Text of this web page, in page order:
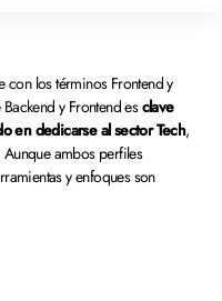
con los términos Frontend y
y Frontend esclave
en dedicarse al sector Tech,
ambos perfiles
y enfoques son